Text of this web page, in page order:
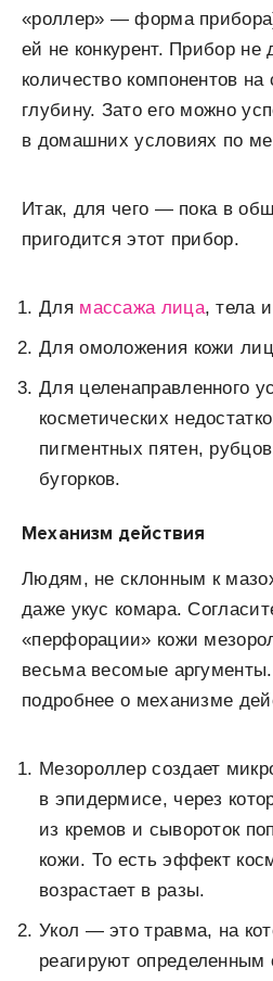
«роллер» — форма
ей не конкурент. Прибор не
количество компонентов на
глубину. Зато его можно
в домашних условиях по
Итак, для чего — пока в
пригодится этот прибор.
Для массажа лица, тела
Для омоложения кожи
Для целенаправленного
косметических
пигментных пятен,
бугорков.
Механизм действия
Людям, не склонным к
даже укус комара.
«перфорации» кожи
весьма весомые
подробнее о механизме
Мезороллер создает
в эпидермисе, через
из кремов и сывороток
кожи. То есть эффект
возрастает в разы.
Укол — это травма, на
реагируют